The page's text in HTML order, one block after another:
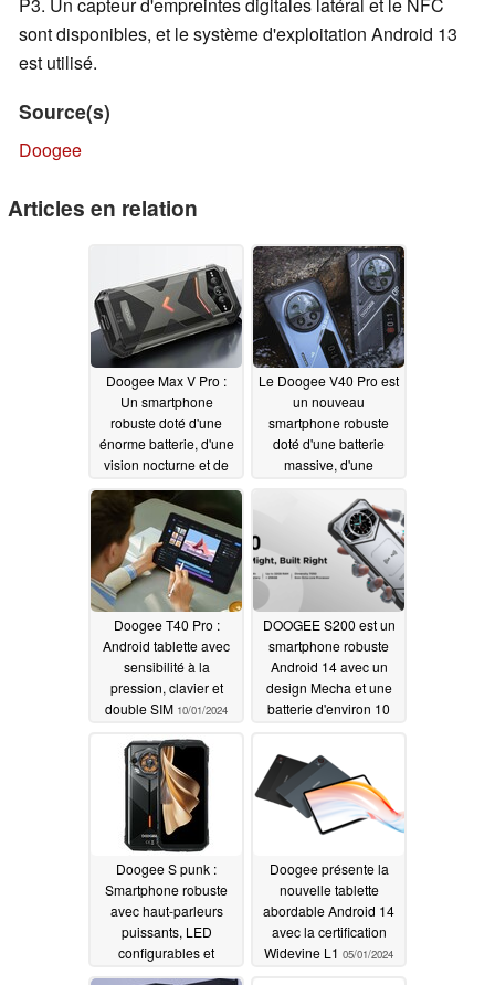
sont disponibles, et le système d'exploitation Android 13
est utilisé.
Source(s)
Doogee
Articles en relation
Doogee Max V Pro :
Un smartphone
robuste doté d'une
énorme batterie, d'une
vision nocturne et de
nombreuses autres
fonctionnalités
11/12/2024
Le Doogee V40 Pro est
un nouveau
smartphone robuste
doté d'une batterie
massive, d'une
d'un chipset moderne
MediaTek Dimensity
10/09/2024
Doogee T40 Pro :
Android tablette avec
sensibilité à la
pression, clavier et
double SIM 10/01/2024
DOOGEE S200 est un
smartphone robuste
Android 14 avec un
design Mecha et une
batterie d'environ 10
Doogee S punk :
Smartphone robuste
avec haut-parleurs
puissants, LED
configurables et
batterie de 10800 mAh
Doogee présente la
nouvelle tablette
abordable Android 14
avec la certification
Widevine L1 05/01/2024